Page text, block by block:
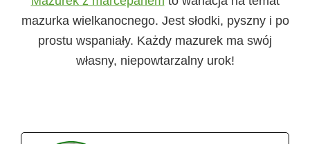
mazurka wielkanocnego. Jest słodki, pyszny i po
prostu wspaniały. Każdy mazurek ma swój
własny, niepowtarzalny urok!